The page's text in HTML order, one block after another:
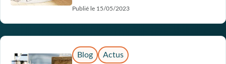
Publié le 15/05/2023
Blog Actus